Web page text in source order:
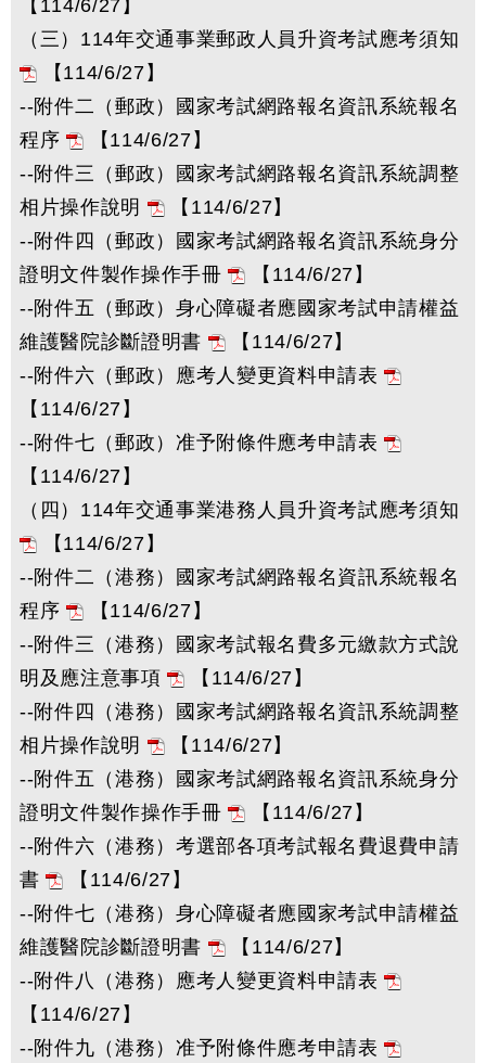
【114/6/27】
（三）114年交通事業郵政人員升資考試應考須知
【114/6/27】
--附件二（郵政）國家考試網路報名資訊系統報名
程序
【114/6/27】
--附件三（郵政）國家考試網路報名資訊系統調整
相片操作說明
【114/6/27】
--附件四（郵政）國家考試網路報名資訊系統身分
證明文件製作操作手冊
【114/6/27】
--附件五（郵政）身心障礙者應國家考試申請權益
維護醫院診斷證明書
【114/6/27】
--附件六（郵政）應考人變更資料申請表
【114/6/27】
--附件七（郵政）准予附條件應考申請表
【114/6/27】
（四）114年交通事業港務人員升資考試應考須知
【114/6/27】
--附件二（港務）國家考試網路報名資訊系統報名
程序
【114/6/27】
--附件三（港務）國家考試報名費多元繳款方式說
明及應注意事項
【114/6/27】
--附件四（港務）國家考試網路報名資訊系統調整
相片操作說明
【114/6/27】
--附件五（港務）國家考試網路報名資訊系統身分
證明文件製作操作手冊
【114/6/27】
--附件六（港務）考選部各項考試報名費退費申請
書
【114/6/27】
--附件七（港務）身心障礙者應國家考試申請權益
維護醫院診斷證明書
【114/6/27】
--附件八（港務）應考人變更資料申請表
【114/6/27】
--附件九（港務）准予附條件應考申請表